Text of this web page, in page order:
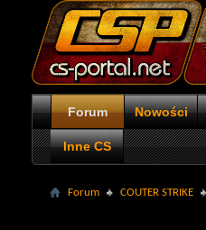
Forum Nowości
Inne CS
Forum COUTER STRIKE